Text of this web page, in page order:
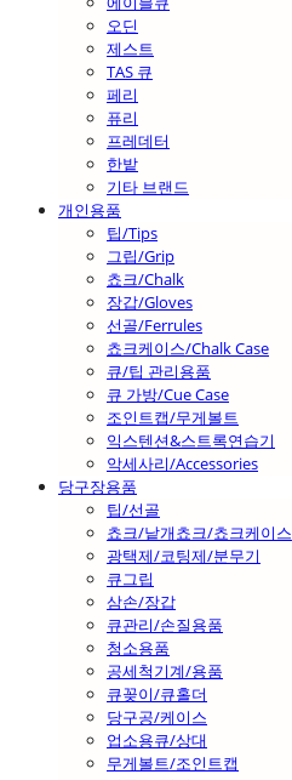
오딘
제스트
TAS 큐
페리
퓨리
프레데터
한밭
기타 브랜드
개인용품
팁/Tips
그립/Grip
쵸크/Chalk
장갑/Gloves
선골/Ferrules
쵸크케이스/Chalk Case
큐/팁 관리용품
큐 가방/Cue Case
조인트캡/무게볼트
익스텐션&스트록연습기
악세사리/Accessories
당구장용품
팁/선골
쵸크/낱개쵸크/쵸크케이스
광택제/코팅제/분무기
큐그립
삼손/장갑
큐관리/손질용품
청소용품
공세척기계/용품
큐꽂이/큐홀더
당구공/케이스
업소용큐/상대
무게볼트/조인트캡